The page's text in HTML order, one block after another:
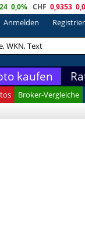
0,0% CHF 0,9353
Anmelden
kaufen
Broker-Vergleiche